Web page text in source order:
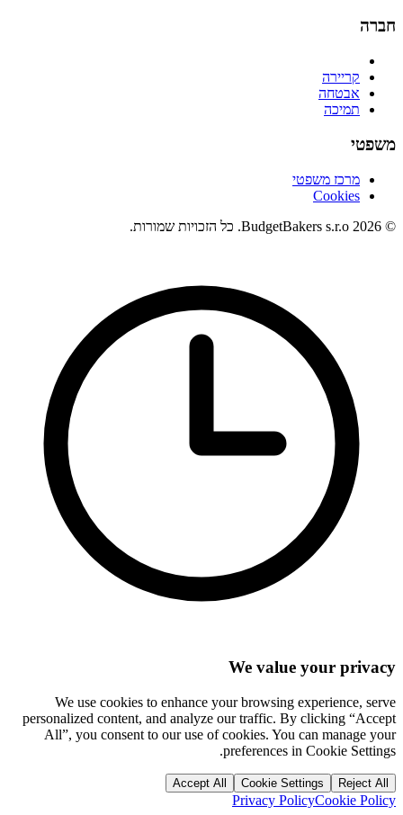
חברה
קריירה
אבטחה
תמיכה
משפטי
מרכז משפטי
Cookies
© 2026 BudgetBakers s.r.o. כל הזכויות שמורות.
We value your privacy
We use cookies to enhance your browsing experience, serve
personalized content, and analyze our traffic. By clicking “Accept
All”, you consent to our use of cookies. You can manage your
preferences in Cookie Settings.
Reject All
Cookie Settings
Accept All
Privacy PolicyCookie Policy